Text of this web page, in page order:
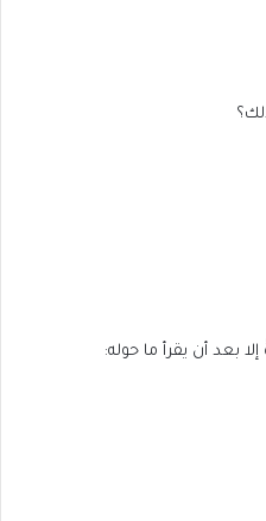
بعد أن يقرأ ما حوله: